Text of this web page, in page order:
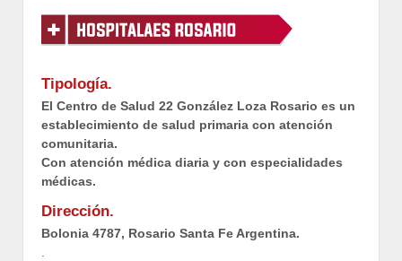
Tipología.
El Centro de Salud 22 González Loza Rosario es un
establecimiento de salud primaria con atención
comunitaria.
Con atención médica diaria y con especialidades
médicas.
Dirección.
Bolonia 4787, Rosario Santa Fe Argentina.
.